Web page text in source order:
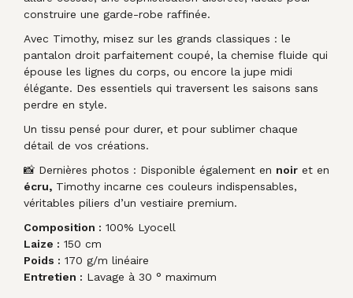
construire une garde-robe raffinée.
Avec Timothy, misez sur les grands classiques : le
pantalon droit parfaitement coupé, la chemise fluide qui
épouse les lignes du corps, ou encore la jupe midi
élégante. Des essentiels qui traversent les saisons sans
perdre en style.
Un tissu pensé pour durer, et pour sublimer chaque
détail de vos créations.
📸 Dernières photos : Disponible également en noir et en
écru, Timothy incarne ces couleurs indispensables,
véritables piliers d’un vestiaire premium.
Composition : 100% Lyocell
Laize : 150 cm
Poids : 170 g/m linéaire
Entretien : Lavage à 30 ° maximum